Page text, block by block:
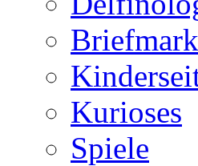
Kurioses
Spiele